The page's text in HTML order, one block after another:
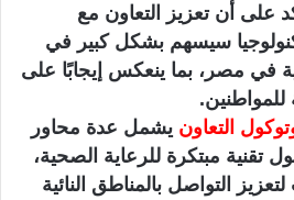
على أن تعزيز التعاون مع
سيسهم بشكل كبير في
في مصر، بما ينعكس إيجابًا على
التعاون يشمل عدة محاور
تقنية مبتكرة للرعاية الصحية،
التواصل بالمناطق النائية